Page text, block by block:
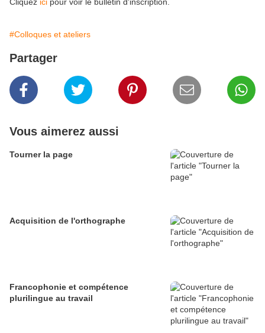
#Colloques et ateliers
Partager
Vous aimerez aussi
Tourner la page
Acquisition de l'orthographe
Francophonie et compétence
plurilingue au travail